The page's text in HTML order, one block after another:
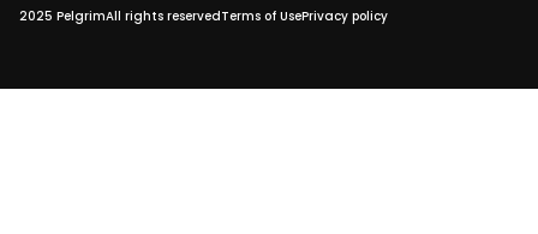
2025 PelgrimAll rights reservedTerms of UsePrivacy policy